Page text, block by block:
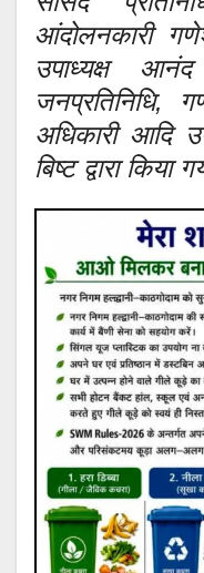
आंदोलनकारी
उपाध्यक्ष
जनप्रतिनिधि,
अधिकारी आदि
बिष्ट द्वारा किया